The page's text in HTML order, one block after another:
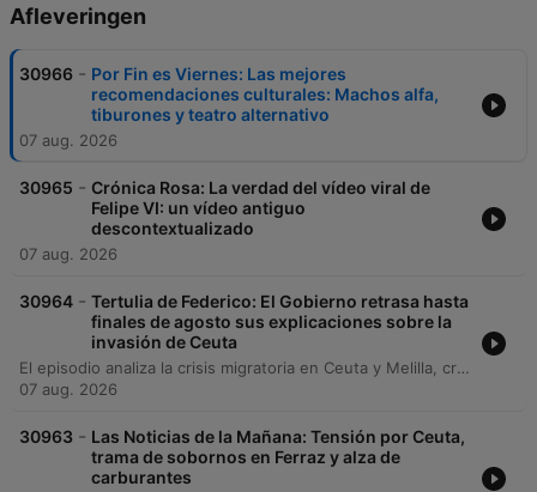
Afleveringen
30966 - Por Fin es Viernes: Las mejores
recomendaciones culturales: Machos alfa,
tiburones y teatro alternativo
07 aug. 2026
30965 - Crónica Rosa: La verdad del vídeo viral de
Felipe VI: un vídeo antiguo
descontextualizado
07 aug. 2026
30964 - Tertulia de Federico: El Gobierno retrasa hasta
finales de agosto sus explicaciones sobre la
invasión de Ceuta
El episodio analiza la crisis migratoria en Ceuta y Melilla, criticando la gestión del Gobierno de España y la falta de respuesta institucional ante la entrada masiva de personas. Se debate sobre las implicaciones políticas de la relación con Marruecos, la dificultad en la identificación de menores y el papel del Rey como símbolo del Estado. Asimismo, se abordan temas de actualidad económica como el desempeño del IBEX 35 y el precio de los combustibles, junto con debates sobre la organización del Mundial de fútbol 2030 y las repercusiones geopolíticas de sus posibles sedes.
07 aug. 2026
30963 - Las Noticias de la Mañana: Tensión por Ceuta,
trama de sobornos en Ferraz y alza de
carburantes